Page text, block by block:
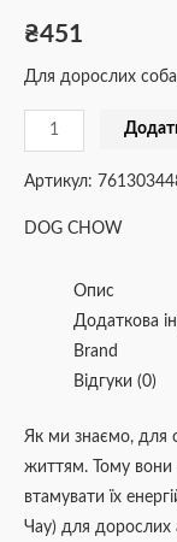
₴451
Для дорослих
Артикул:
DOG CHOW
Опис
Додаткова
Brand
Відгуки (0)
Як ми знаємо, для
життям. Тому вони
втамувати їх
Чау) для дорослих